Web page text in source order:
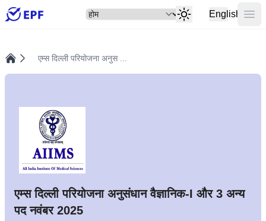
सेलेक्ट English
एम्स दिल्ली परियोजना अनुस ...
एम्स दिल्ली परियोजना अनुसंधान वैज्ञानिक-I और 3 अन्य
पद नवंबर 2025